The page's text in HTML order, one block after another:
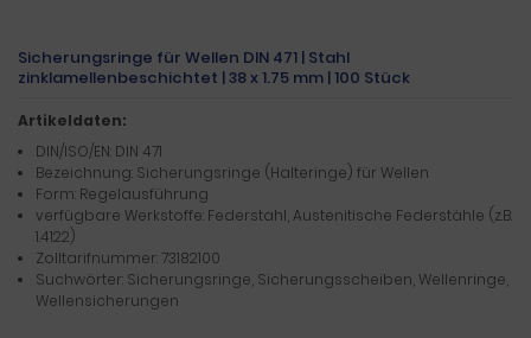
Sicherungsringe für Wellen DIN 471 | Stahl
zinklamellenbeschichtet | 38 x 1.75 mm | 100 Stück
Artikeldaten:
DIN/ISO/EN: DIN 471
Bezeichnung: Sicherungsringe (Halteringe) für Wellen
Form: Regelausführung
verfügbare Werkstoffe: Federstahl, Austenitische Federstähle (z.B.
1.4122)
Zolltarifnummer: 73182100
Suchwörter: Sicherungsringe, Sicherungsscheiben, Wellenringe,
Wellensicherungen